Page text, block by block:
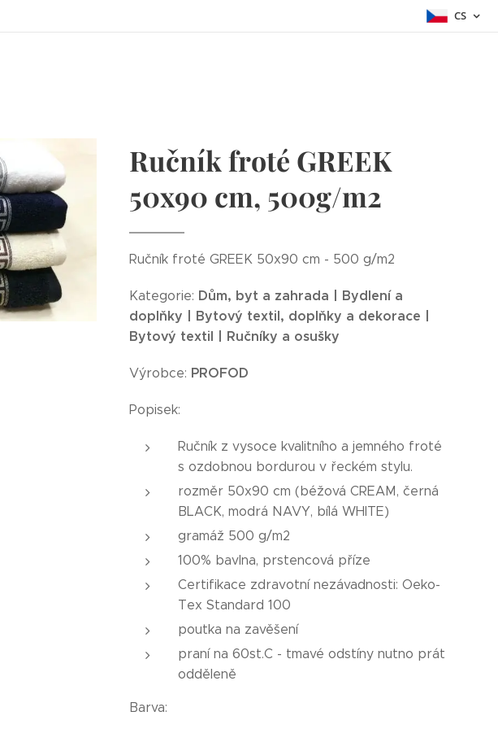
CS
Ručník froté GREEK
50x90 cm, 500g/m2
Ručník froté GREEK 50x90 cm - 500 g/m2
Kategorie: Dům, byt a zahrada | Bydlení a
doplňky | Bytový textil, doplňky a dekorace |
Bytový textil | Ručníky a osušky
Výrobce: PROFOD
Popisek:
Ručník z vysoce kvalitního a jemného froté
s ozdobnou bordurou v řeckém stylu.
rozměr 50x90 cm (béžová CREAM, černá
BLACK, modrá NAVY, bílá WHITE)
gramáž 500 g/m2
100% bavlna, prstencová příze
Certifikace zdravotní nezávadnosti: Oeko-
Tex Standard 100
poutka na zavěšení
praní na 60st.C - tmavé odstíny nutno prát
odděleně
Barva: